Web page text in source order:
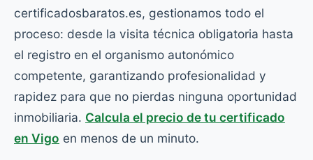
certificadosbaratos.es, gestionamos todo el
proceso: desde la visita técnica obligatoria hasta
el registro en el organismo autonómico
competente, garantizando profesionalidad y
rapidez para que no pierdas ninguna oportunidad
inmobiliaria. Calcula el precio de tu certificado
en Vigo en menos de un minuto.